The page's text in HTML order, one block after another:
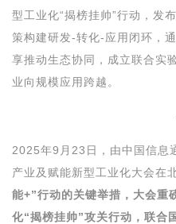
型工业化“揭榜挂帅”行动，发
策构建研发-转化-应用闭环，
享推动生态协同，成立联合实
业向规模应用跨越。
2025年9月23日，由中国信息
产业及赋能新型工业化大会在
能+”行动的关键举措，大会重
化“揭榜挂帅”攻关行动，联合